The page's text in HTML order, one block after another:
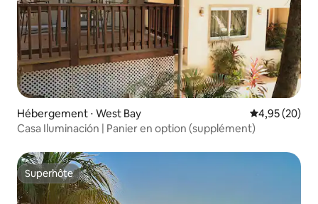
Hébergement ⋅ West Bay Évaluation
4,95 (20)
Casa Iluminación | Panier en option (supplément)
Superhôte
Superhôte